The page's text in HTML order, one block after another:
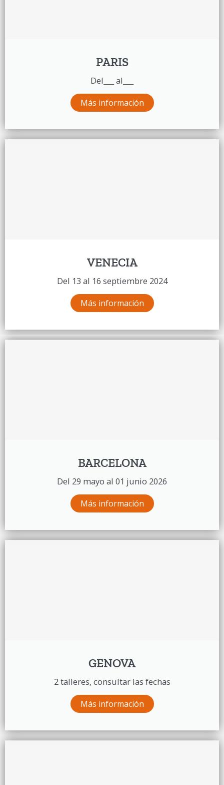
PARIS
Del___ al___
Más información
VENECIA
Del 13 al 16 septiembre 2024
Más información
BARCELONA
Del 29 mayo al 01 junio 2026
Más información
GENOVA
2 talleres, consultar las fechas
Más información